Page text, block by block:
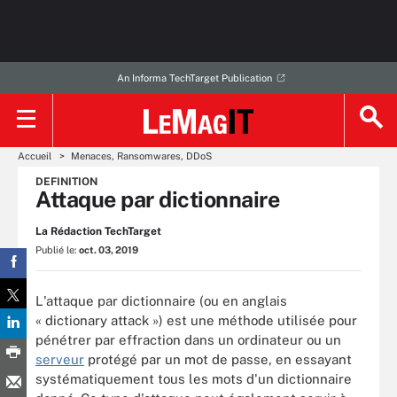
An Informa TechTarget Publication
Accueil Menaces, Ransomwares, DDoS
DEFINITION
Attaque par dictionnaire
La Rédaction TechTarget
Publié le: oct. 03, 2019
L'attaque par dictionnaire (ou en anglais
« dictionary attack ») est une méthode utilisée pour
pénétrer par effraction dans un ordinateur ou un
serveur protégé par un mot de passe, en essayant
systématiquement tous les mots d'un dictionnaire